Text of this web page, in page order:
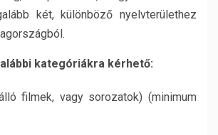
két, különböző nyelvterülethez
kategóriákra kérhető:
filmek, vagy sorozatok) (minimum